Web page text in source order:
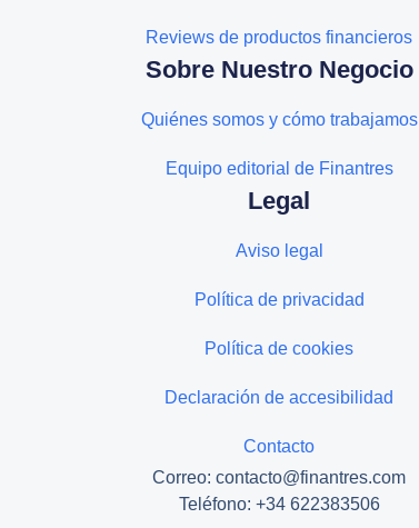
Reviews de productos financieros
Sobre Nuestro Negocio
Quiénes somos y cómo trabajamos
Equipo editorial de Finantres
Legal
Aviso legal
Política de privacidad
Política de cookies
Declaración de accesibilidad
Contacto
Correo: contacto@finantres.com
Teléfono: +34 622383506